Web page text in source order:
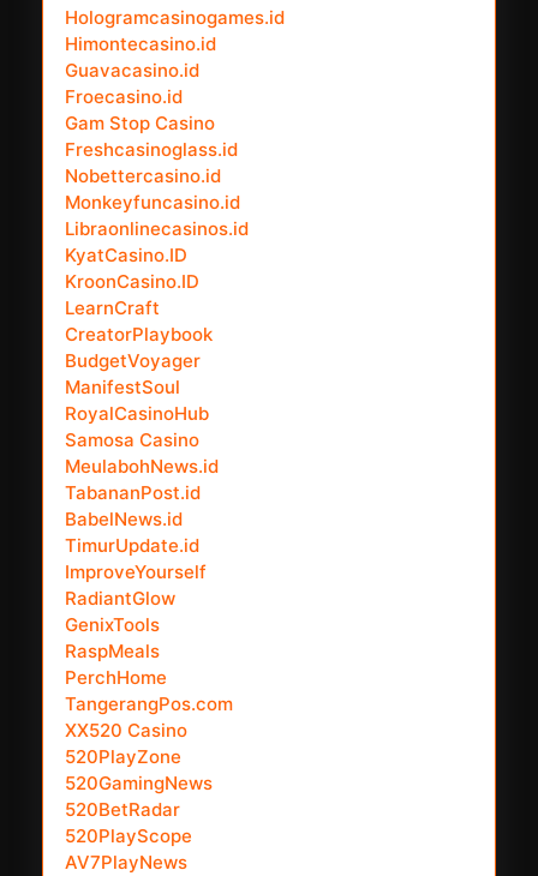
Hologramcasinogames.id
Himontecasino.id
Guavacasino.id
Froecasino.id
Gam Stop Casino
Freshcasinoglass.id
Nobettercasino.id
Monkeyfuncasino.id
Libraonlinecasinos.id
KyatCasino.ID
KroonCasino.ID
LearnCraft
CreatorPlaybook
BudgetVoyager
ManifestSoul
RoyalCasinoHub
Samosa Casino
MeulabohNews.id
TabananPost.id
BabelNews.id
TimurUpdate.id
ImproveYourself
RadiantGlow
GenixTools
RaspMeals
PerchHome
TangerangPos.com
XX520 Casino
520PlayZone
520GamingNews
520BetRadar
520PlayScope
AV7PlayNews